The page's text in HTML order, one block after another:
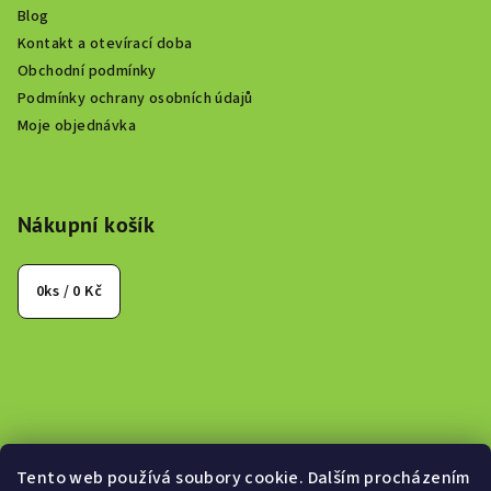
Tento web používá soubory cookie. Dalším procházením
Blog
Kontakt a otevírací doba
Obchodní podmínky
Podmínky ochrany osobních údajů
Moje objednávka
Nákupní košík
0ks / 0 Kč